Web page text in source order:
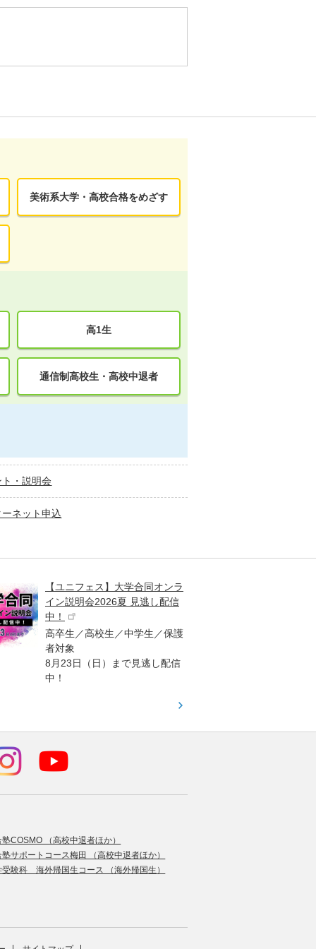
美術系大学・高校合格をめざす
高1生
通信制高校生・高校中退者
ト・説明会
ーネット申込
【ユニフェス】大学合同オンラ
イン説明会2026夏 見逃し配信
中！
高卒生／高校生／中学生／保護
者対象
8月23日（日）まで見逃し配信
中！
COSMO （高校中退者ほか）
塾サポートコース梅田 （高校中退者ほか）
受験科 海外帰国生コース （海外帰国生）